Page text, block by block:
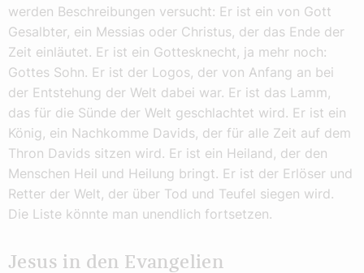
werden Beschreibungen versucht: Er ist ein von Gott
Gesalbter, ein Messias oder Christus, der das Ende der
Zeit einläutet. Er ist ein Gottesknecht, ja mehr noch:
Gottes Sohn. Er ist der Logos, der von Anfang an bei
der Entstehung der Welt dabei war. Er ist das Lamm,
das für die Sünde der Welt geschlachtet wird. Er ist ein
König, ein Nachkomme Davids, der für alle Zeit auf dem
Thron Davids sitzen wird. Er ist ein Heiland, der den
Menschen Heil und Heilung bringt. Er ist der Erlöser und
Retter der Welt, der über Tod und Teufel siegen wird.
Die Liste könnte man unendlich fortsetzen.
Jesus in den Evangelien